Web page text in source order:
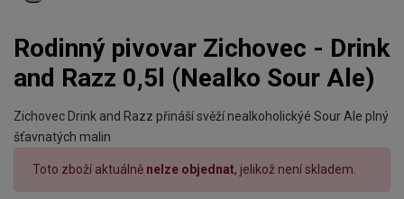
Rodinný pivovar Zichovec - Drink
and Razz 0,5l (Nealko Sour Ale)
Zichovec Drink and Razz přináší svěží nealkoholickýé Sour Ale plný
šťavnatých malin
Toto zboží aktuálně nelze objednat, jelikož není skladem.